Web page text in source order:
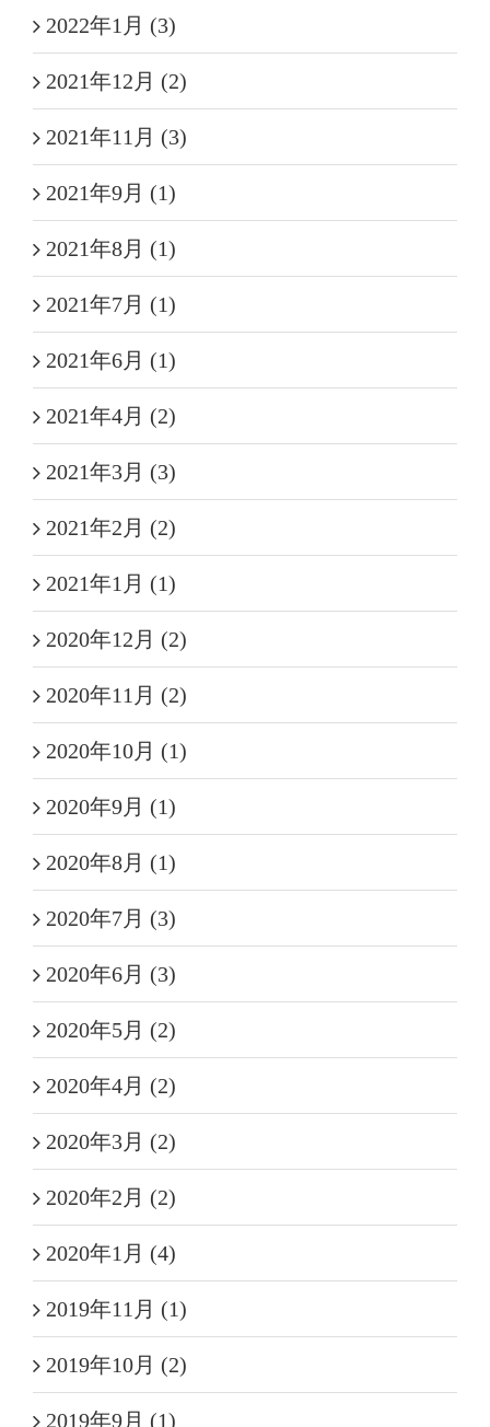
2022年1月 (3)
2021年12月 (2)
2021年11月 (3)
2021年9月 (1)
2021年8月 (1)
2021年7月 (1)
2021年6月 (1)
2021年4月 (2)
2021年3月 (3)
2021年2月 (2)
2021年1月 (1)
2020年12月 (2)
2020年11月 (2)
2020年10月 (1)
2020年9月 (1)
2020年8月 (1)
2020年7月 (3)
2020年6月 (3)
2020年5月 (2)
2020年4月 (2)
2020年3月 (2)
2020年2月 (2)
2020年1月 (4)
2019年11月 (1)
2019年10月 (2)
2019年9月 (1)